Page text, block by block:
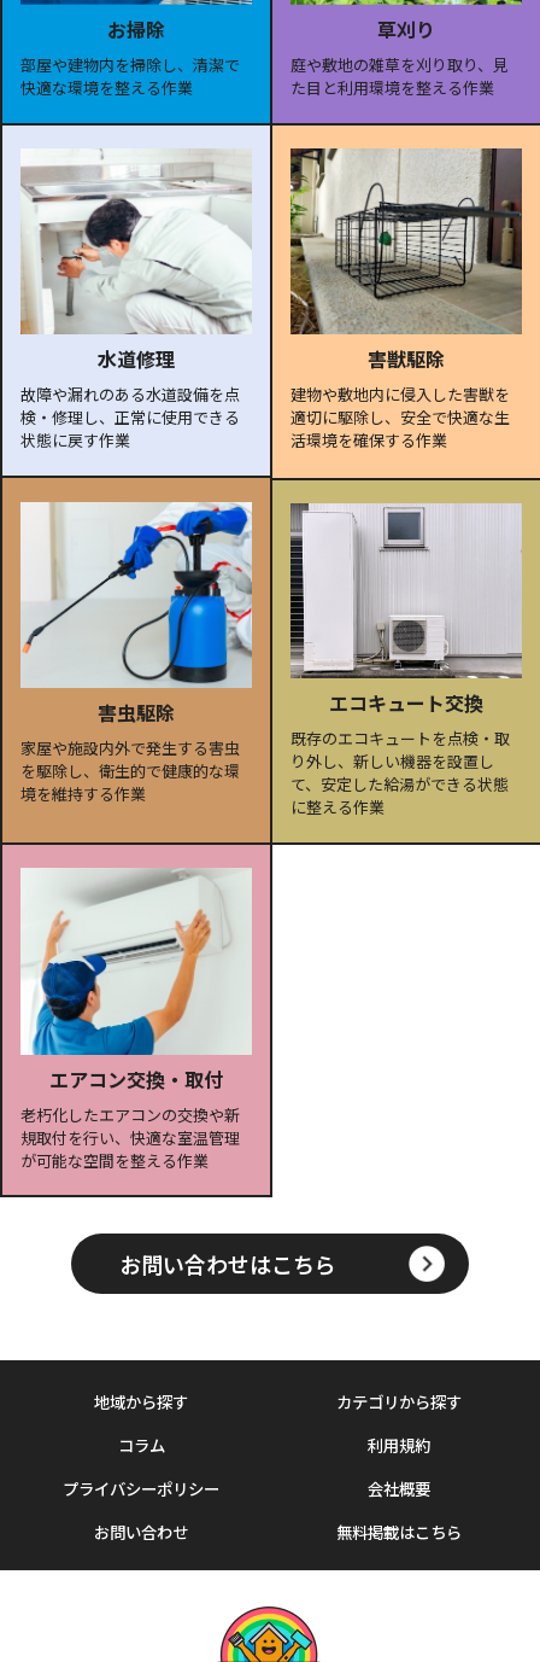
お掃除
部屋や建物内を掃除し、清潔で
快適な環境を整える作業
草刈り
庭や敷地の雑草を刈り取り、見
た目と利用環境を整える作業
水道修理
故障や漏れのある水道設備を点
検・修理し、正常に使用できる
状態に戻す作業
害獣駆除
建物や敷地内に侵入した害獣を
適切に駆除し、安全で快適な生
活環境を確保する作業
害虫駆除
家屋や施設内外で発生する害虫
を駆除し、衛生的で健康的な環
境を維持する作業
エコキュート交換
既存のエコキュートを点検・取
り外し、新しい機器を設置し
て、安定した給湯ができる状態
に整える作業
エアコン交換・取付
老朽化したエアコンの交換や新
規取付を行い、快適な室温管理
が可能な空間を整える作業
お問い合わせはこちら
地域から探す
カテゴリから探す
コラム
利用規約
プライバシーポリシー
会社概要
お問い合わせ
無料掲載はこちら